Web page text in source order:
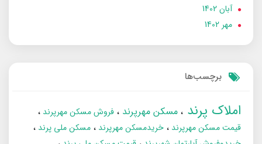
آبان 1402
مهر 1402
برچسب‌ها
املاک پرند مسکن مهرپرند
فروش مسکن مهرپرند
قیمت مسکن مهرپرند
خریدمسکن مهرپرند
مسکن ملی پرند